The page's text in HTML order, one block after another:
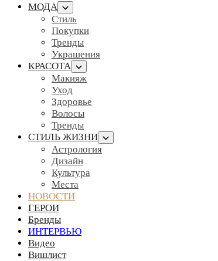
МОДА
Стиль
Покупки
Тренды
Украшения
КРАСОТА
Макияж
Уход
Здоровье
Волосы
Тренды
СТИЛЬ ЖИЗНИ
Астрология
Дизайн
Культура
Места
НОВОСТИ
ГЕРОИ
Бренды
ИНТЕРВЬЮ
Видео
Вишлист